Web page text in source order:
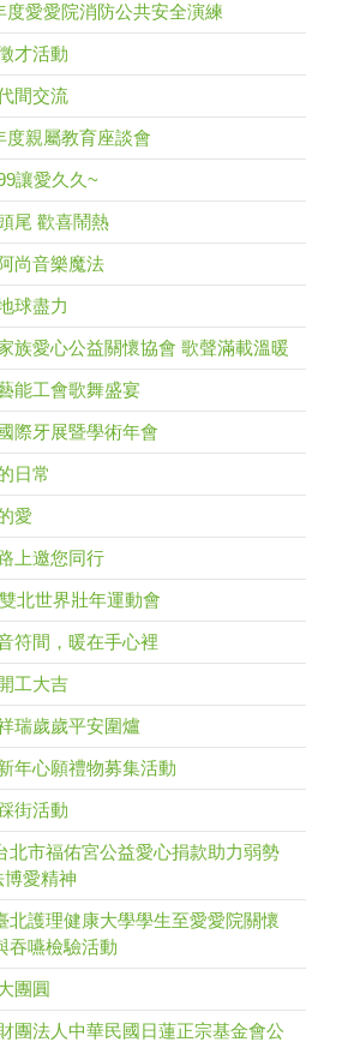
度愛愛院消防公共安全演練
才活動
間交流
度親屬教育座談會
讓愛久久~
尾 歡喜鬧熱
尚音樂魔法
球盡力
族愛心公益關懷協會 歌聲滿載溫暖
能工會歌舞盛宴
際牙展暨學術年會
日常
愛
上邀您同行
北世界壯年運動會
符間，暖在手心裡
工大吉
瑞歲歲平安圍爐
年心願禮物募集活動
街活動
北市福佑宮公益愛心捐款助力弱勢
愛精神
北護理健康大學學生至愛愛院關懷
吞嚥檢驗活動
團圓
團法人中華民國日蓮正宗基金會公